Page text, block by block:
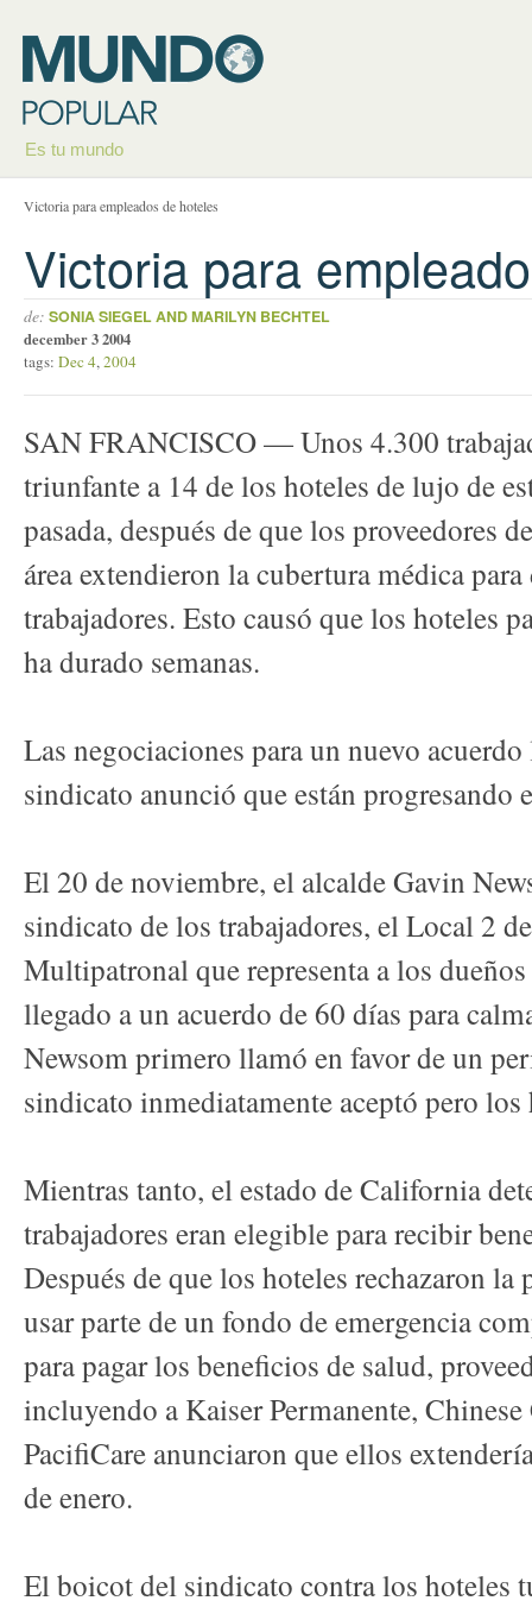
Es tu mundo
Victoria para empleados de hoteles
Victoria para
de: SONIA SIEGEL AND MARILYN BECHTEL
december 3 2004
tags: Dec 4,2004
SAN FRANCISCO — Unos 4.300
triunfante a 14 de los hoteles de lujo de
pasada, después de que los proveedores
área extendieron la cubertura médica
trabajadores. Esto causó que los hoteles
ha durado semanas.
Las negociaciones para un nuevo
sindicato anunció que están progresando
El 20 de noviembre, el alcalde Gavin
sindicato de los trabajadores, el Local 2
Multipatronal que representa a los
llegado a un acuerdo de 60 días para
Newsom primero llamó en favor de un
sindicato inmediatamente aceptó pero
Mientras tanto, el estado de California
trabajadores eran elegible para recibir
Después de que los hoteles rechazaron
usar parte de un fondo de emergencia
para pagar los beneficios de salud,
incluyendo a Kaiser Permanente,
PacifiCare anunciaron que ellos
de enero.
El boicot del sindicato contra los hoteles